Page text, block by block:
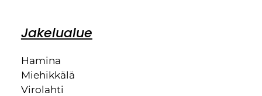
Jakelualue
Hamina
Miehikkälä
Virolahti